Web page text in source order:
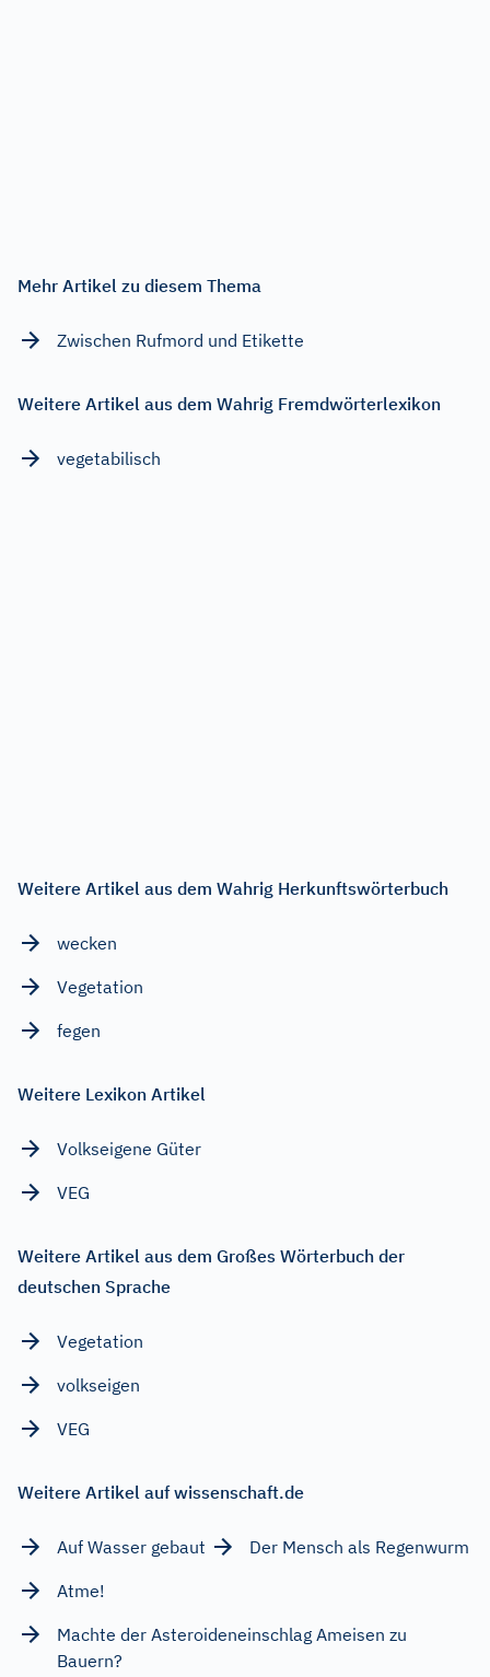
Mehr Artikel zu diesem Thema
Zwischen Rufmord und Etikette
Weitere Artikel aus dem Wahrig Fremdwörterlexikon
vegetabilisch
Weitere Artikel aus dem Wahrig Herkunftswörterbuch
wecken
Vegetation
fegen
Weitere Lexikon Artikel
Volkseigene Güter
VEG
Weitere Artikel aus dem Großes Wörterbuch der
deutschen Sprache
Vegetation
volkseigen
VEG
Weitere Artikel auf wissenschaft.de
Auf Wasser gebaut
Der Mensch als Regenwurm
Atme!
Machte der Asteroideneinschlag Ameisen zu
Bauern?